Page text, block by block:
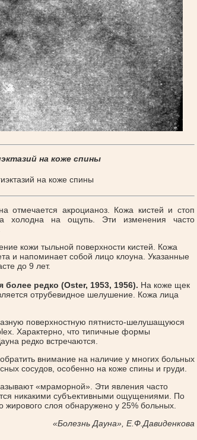
на коже спины
отмечается акроцианоз. Кожа кистей и стоп
холодна на ощупь. Эти изменения часто
кожи тыльной поверхности кистей. Кожа
и напоминает собой лицо клоуна. Указанные
до 9 лет.
редко (Oster, 1953, 1956). На коже щек
отрубевидное шелушение. Кожа лица
поверхностную пятнисто-шелушащуюся
Характерно, что типичные формы
редко встречаются.
внимание на наличие у многих больных
сосудов, особенно на коже спины и груди.
«мраморной». Эти явления часто
никакими субъективными ощущениями. По
жирового слоя обнаружено у 25% больных.
«Болезнь Дауна», Е.Ф.Давиденкова